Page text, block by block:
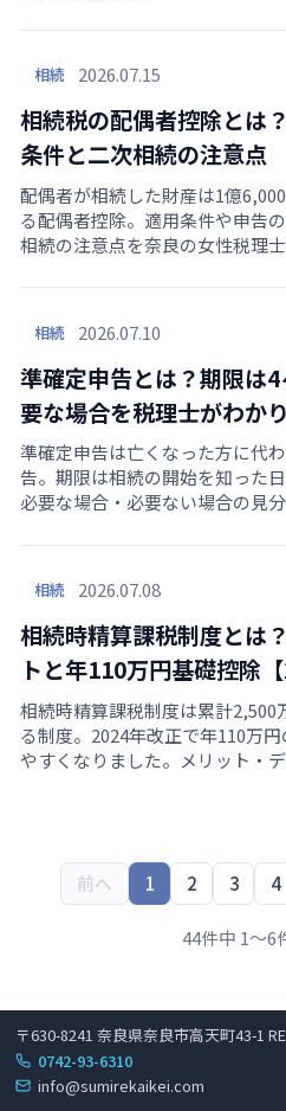
相続 2026.07.15
相続税の配偶者控除とは
条件と二次相続の注意点
配偶者が相続した財産は1億
る配偶者控除。適用条件や申告
相続の注意点を奈良の女性税理
相続 2026.07.10
準確定申告とは？期限は
要な場合を税理士がわか
準確定申告は亡くなった方に代
告。期限は相続の開始を知った
必要な場合・必要ない場合の見
相続 2026.07.08
相続時精算課税制度とは
トと年110万円基礎控除【
相続時精算課税制度は累計2,500
る制度。2024年改正で年110万
やすくなりました。メリット・
前へ 1 2 3 4
44件中 1〜6
〒630-8241 奈良県奈良市高天町43-1
0742-93-6310
info@sumirekaikei.com